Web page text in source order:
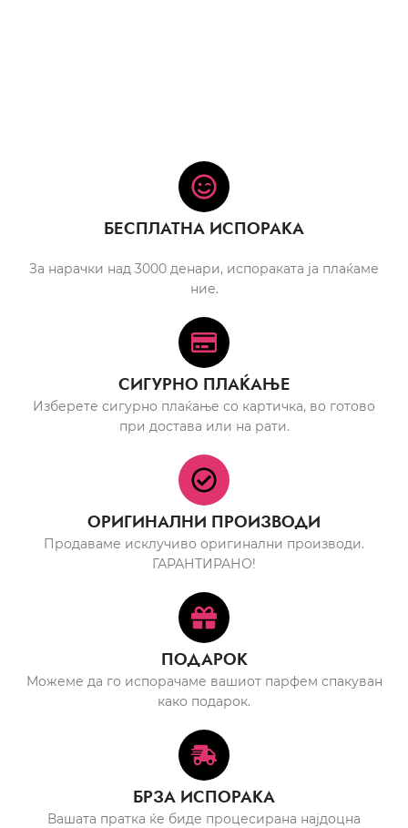
БЕСПЛАТНА ИСПОРАКА
За нарачки над 3000 денари, испораката ја плаќаме
ние.
СИГУРНО ПЛАЌАЊЕ
Изберете сигурно плаќање со картичка, во готово
при достава или на рати.
ОРИГИНАЛНИ ПРОИЗВОДИ
Продаваме исклучиво оригинални производи.
ГАРАНТИРАНО!
ПОДАРОК
Можеме да го испорачаме вашиот парфем спакуван
како подарок.
БРЗА ИСПОРАКА
Вашата пратка ќе биде процесирана најдоцна